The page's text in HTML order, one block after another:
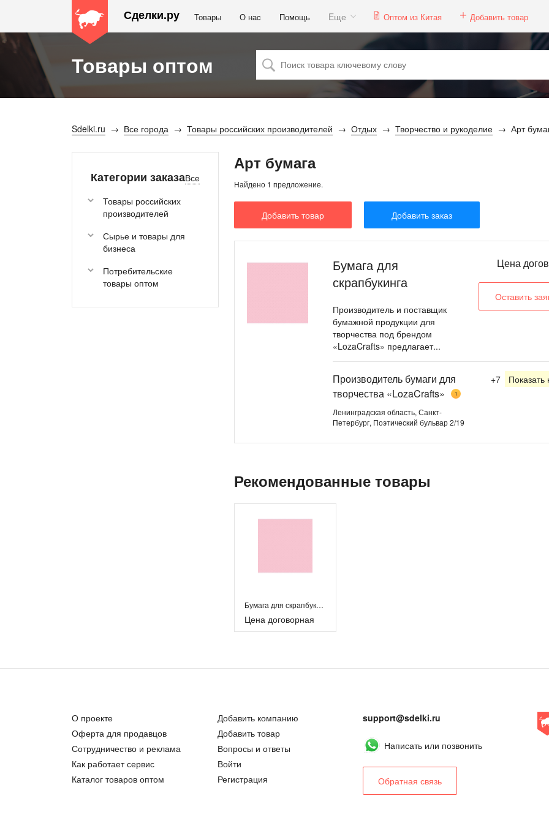
Сделки.ру Товары О наc Помощь Eще Оптом из Китая Добавить товар
Товары оптом
Sdelki.ru Все города Товары российских производителей Отдых Творчество и рукоделие Арт
Категории заказаВсе
Товары российских
производителей
Сырье и товары для
бизнеса
Потребительские
товары оптом
Арт бумага
Найдено 1 предложение.
Добавить товар Добавить заказ
Бумага для
скрапбукинга
Производитель и поставщик
бумажной продукции для
творчества под брендом
«LozaCrafts» предлагает...
Цена
Оставить
Производитель бумаги для
творчества «LozaCrafts»
1
Ленинградская область, Санкт-
Петербург, Поэтический бульвар 2/19
+7
Рекомендованные товары
Бумага для скрапбукинга
Цена договорная
О проекте
Оферта для продавцов
Сотрудничество и реклама
Как работает сервис
Каталог товаров оптом
Добавить компанию
Добавить товар
Вопросы и ответы
Войти
Регистрация
support@sdelki.ru
Написать или позвонить
Обратная связь